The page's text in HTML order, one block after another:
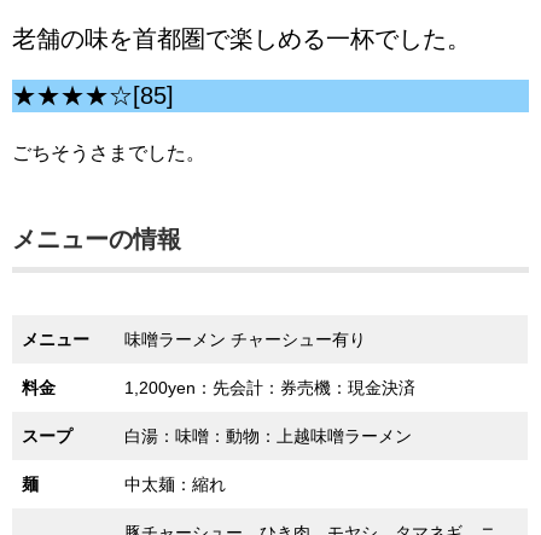
老舗の味を首都圏で楽しめる一杯でした。
★★★★☆[85]
ごちそうさまでした。
メニューの情報
メニュー 味噌ラーメン チャーシュー有り
料金 1,200yen：先会計：券売機：現金決済
スープ 白湯：味噌：動物：上越味噌ラーメン
麺 中太麺：縮れ